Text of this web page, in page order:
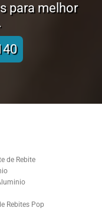
para melhor
de Rebite
Rebites Pop